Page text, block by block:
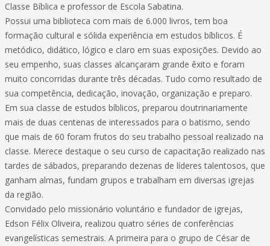
Classe Bíblica e professor de Escola Sabatina.
Possui uma biblioteca com mais de 6.000 livros, tem boa
formação cultural e sólida experiência em estudos bíblicos. É
metódico, didático, lógico e claro em suas exposições. Devido ao
seu empenho, suas classes alcançaram grande êxito e foram
muito concorridas durante três décadas. Tudo como resultado de
sua competência, dedicação, inovação, organização e preparo.
Em sua classe de estudos bíblicos, preparou doutrinariamente
mais de duas centenas de interessados para o batismo, sendo
que mais de 60 foram frutos do seu trabalho pessoal realizado na
classe. Merece destaque o seu curso de capacitação realizado nas
tardes de sábados, preparando dezenas de líderes talentosos, que
ganham almas, fundam grupos e trabalham em diversas igrejas
da região.
Convidado pelo missionário voluntário e fundador de igrejas,
Edson Félix Oliveira, realizou quatro séries de conferências
evangelísticas semestrais. A primeira para o grupo de César de